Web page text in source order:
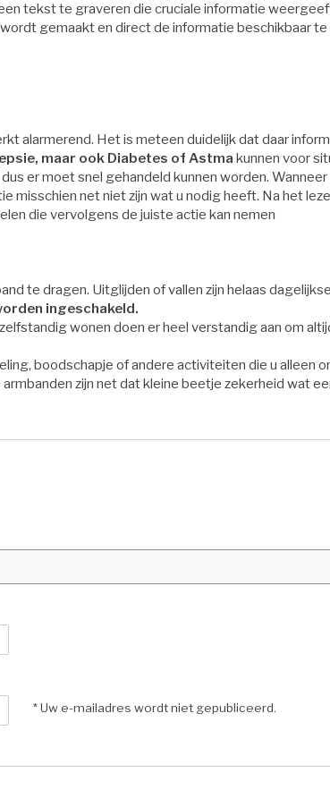
tekst te graveren die cruciale informatie
gemaakt en direct de informatie beschikbaar te
alarmerend. Het is meteen duidelijk dat daar
maar ook Diabetes of Astma kunnen voor
er moet snel gehandeld kunnen worden.
misschien net niet zijn wat u nodig heeft. Na het
die vervolgens de juiste actie kan nemen
te dragen. Uitglijden of vallen zijn helaas
ingeschakeld.
wonen doen er heel verstandig aan om
boodschapje of andere activiteiten die u alleen
zijn net dat kleine beetje zekerheid wat
* Uw e-mailadres wordt niet gepubliceerd.